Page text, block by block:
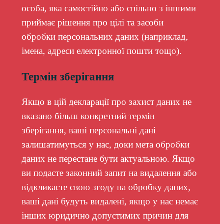
особа, яка самостійно або спільно з іншими
приймає рішення про цілі та засоби
обробки персональних даних (наприклад,
імена, адреси електронної пошти тощо).
Термін зберігання
Якщо в цій декларації про захист даних не
вказано більш конкретний термін
зберігання, ваші персональні дані
залишатимуться у нас, доки мета обробки
даних не перестане бути актуальною. Якщо
ви подасте законний запит на видалення або
відкликаєте свою згоду на обробку даних,
ваші дані будуть видалені, якщо у нас немає
інших юридично допустимих причин для